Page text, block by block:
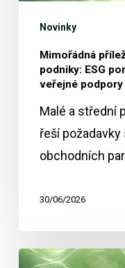
poradenství
hrazené
Novinky
Mimořádná
podniky: ESG
veřejné podpory
Malé a střední
řeší
obchodních
30/06/2026
Jak